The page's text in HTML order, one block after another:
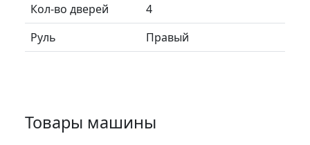
Кол-во дверей
4
Руль
Правый
Товары машины